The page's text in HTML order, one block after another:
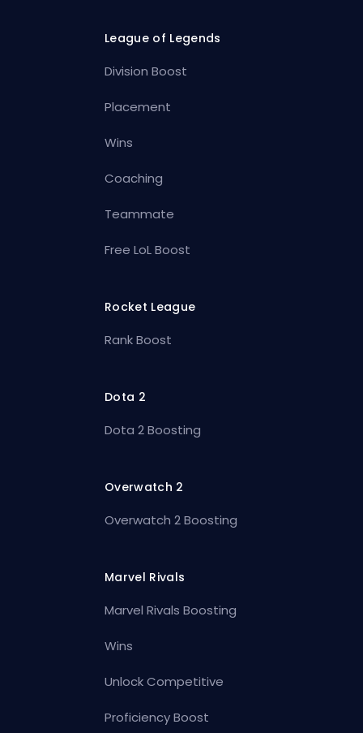
League of Legends
Division Boost
Placement
Wins
Coaching
Teammate
Free LoL Boost
Rocket League
Rank Boost
Dota 2
Dota 2 Boosting
Overwatch 2
Overwatch 2 Boosting
Marvel Rivals
Marvel Rivals Boosting
Wins
Unlock Competitive
Proficiency Boost